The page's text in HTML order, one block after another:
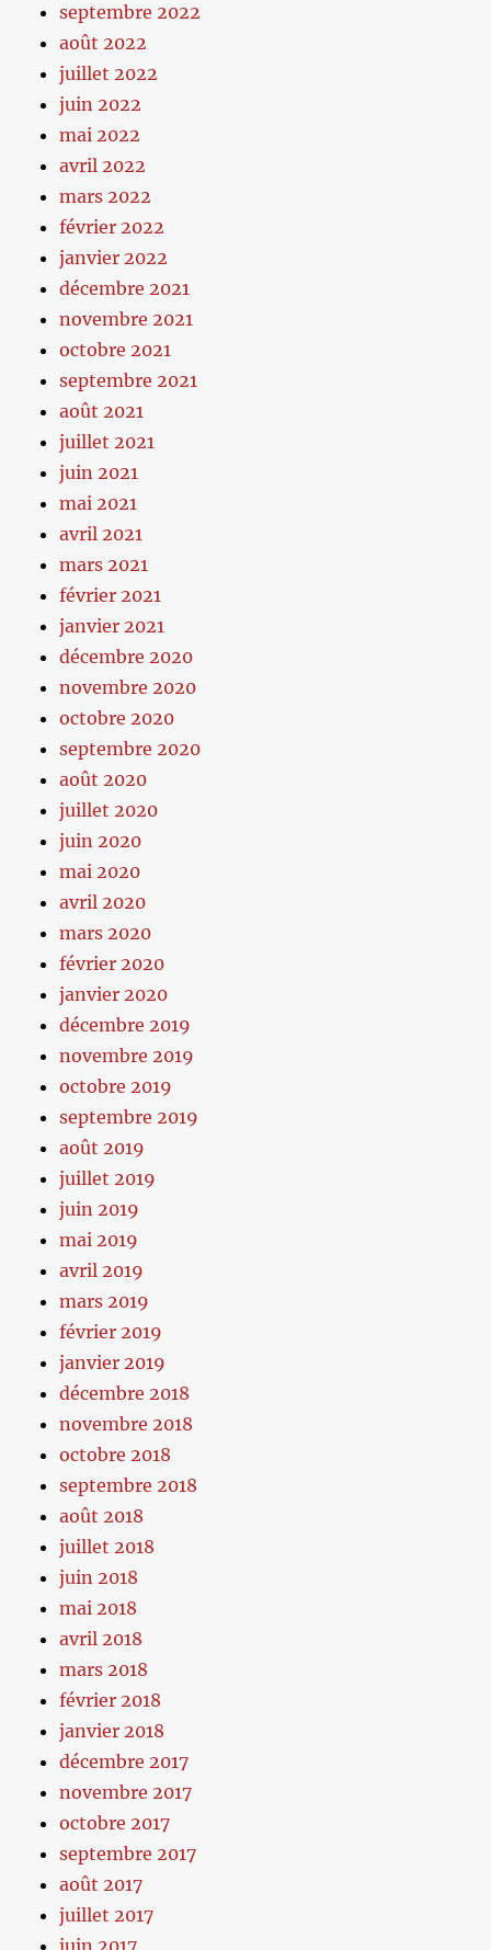
septembre 2022
août 2022
juillet 2022
juin 2022
mai 2022
avril 2022
mars 2022
février 2022
janvier 2022
décembre 2021
novembre 2021
octobre 2021
septembre 2021
août 2021
juillet 2021
juin 2021
mai 2021
avril 2021
mars 2021
février 2021
janvier 2021
décembre 2020
novembre 2020
octobre 2020
septembre 2020
août 2020
juillet 2020
juin 2020
mai 2020
avril 2020
mars 2020
février 2020
janvier 2020
décembre 2019
novembre 2019
octobre 2019
septembre 2019
août 2019
juillet 2019
juin 2019
mai 2019
avril 2019
mars 2019
février 2019
janvier 2019
décembre 2018
novembre 2018
octobre 2018
septembre 2018
août 2018
juillet 2018
juin 2018
mai 2018
avril 2018
mars 2018
février 2018
janvier 2018
décembre 2017
novembre 2017
octobre 2017
septembre 2017
août 2017
juillet 2017
juin 2017